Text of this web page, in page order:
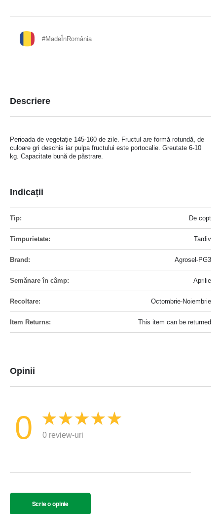
#MadeÎnRomânia
Descriere
Perioada de vegetaţie 145-160 de zile. Fructul are formă rotundă, de
culoare gri deschis iar pulpa fructului este portocalie. Greutate 6-10
kg. Capacitate bună de păstrare.
Indicații
multe
De copt
Tardiv
Agrosel-PG3
Aprilie
Octombrie-Noiembrie
This item can be returned
Opinii
0 0 review-uri
Scrie o opinie